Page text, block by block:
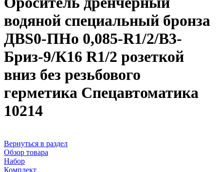
водяной специальный бронза
ДВS0-ПНо 0,085-R1/2/В3-
Бриз-9/К16 R1/2 розеткой
вниз без резьбового
герметика Спецавтоматика
10214
Вернуться в раздел
Обзор товара
Набор
Комплект